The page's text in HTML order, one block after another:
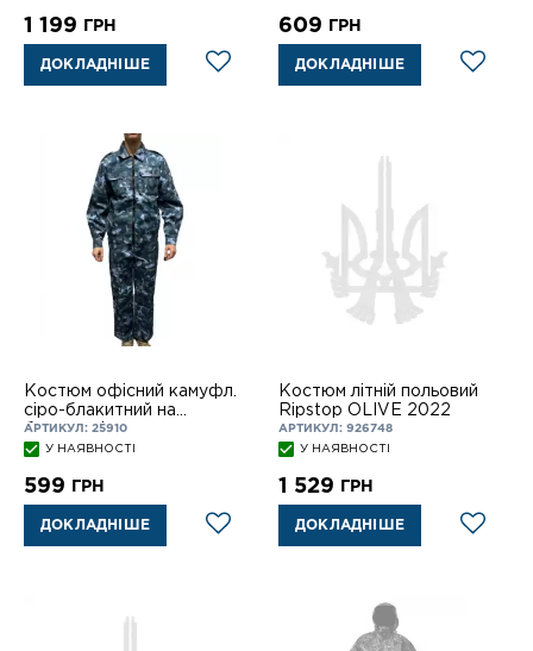
1 199 ГРН
ДОКЛАДНІШЕ
609 ГРН
ДОКЛАДНІШЕ
Костюм офісний камуфл.
сіро-блакитний на
блискавці
АРТИКУЛ: 25910
У НАЯВНОСТІ
599 ГРН
ДОКЛАДНІШЕ
Костюм літній польовий
Ripstop OLIVE 2022
АРТИКУЛ: 926748
У НАЯВНОСТІ
1 529 ГРН
ДОКЛАДНІШЕ